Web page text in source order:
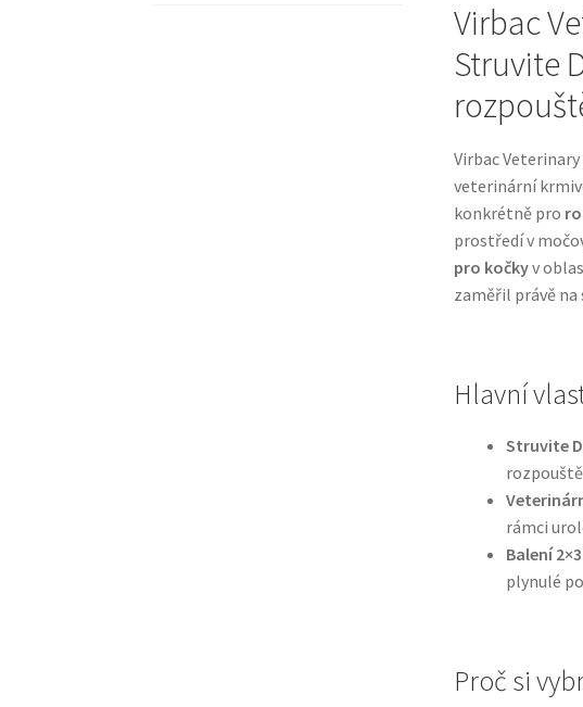
Virbac
Struvite
Virbac
veterinární
konkrétně pro
prostředí v
pro kočkyv
zaměřil právě
Hlavní
Struvite
rámci
Balení
plynulé
Proč si